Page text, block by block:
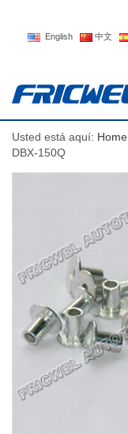
English 中文
Usted está aquí: Home
DBX-150Q